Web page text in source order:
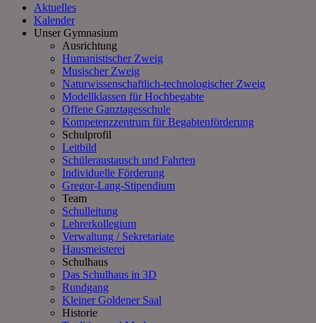
Aktuelles
Kalender
Unser Gymnasium
Ausrichtung
Humanistischer Zweig
Musischer Zweig
Naturwissenschaftlich-technologischer Zweig
Modellklassen für Hochbegabte
Offene Ganztagesschule
Kompetenzzentrum für Begabtenförderung
Schulprofil
Leitbild
Schüleraustausch und Fahrten
Individuelle Förderung
Gregor-Lang-Stipendium
Team
Schulleitung
Lehrerkollegium
Verwaltung / Sekretariate
Hausmeisterei
Schulhaus
Das Schulhaus in 3D
Rundgang
Kleiner Goldener Saal
Historie